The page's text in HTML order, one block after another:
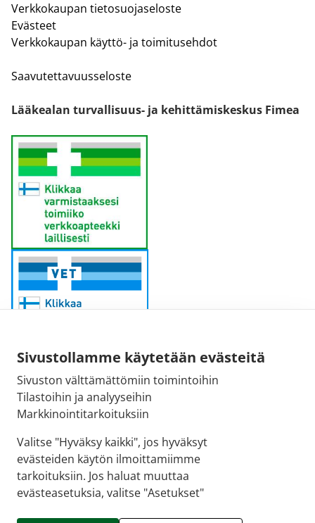
Sivustollamme käytetään evästeitä
Sivuston välttämättömiin toimintoihin
Tilastoihin ja analyyseihin
Markkinointitarkoituksiin
Valitse "Hyväksy kaikki", jos hyväksyt
evästeiden käytön ilmoittamiimme
tarkoituksiin. Jos haluat muuttaa
evästeasetuksia, valitse "Asetukset"
Verkkokaupan tietosuojaseloste
Evästeet
Verkkokaupan käyttö- ja toimitusehdot
Saavutettavuusseloste
Lääkealan turvallisuus- ja kehittämiskeskus Fimea
Sähköpostiosoite:
kirjaamo@fimea.fi
Fimean vaihde:
029 522 3341